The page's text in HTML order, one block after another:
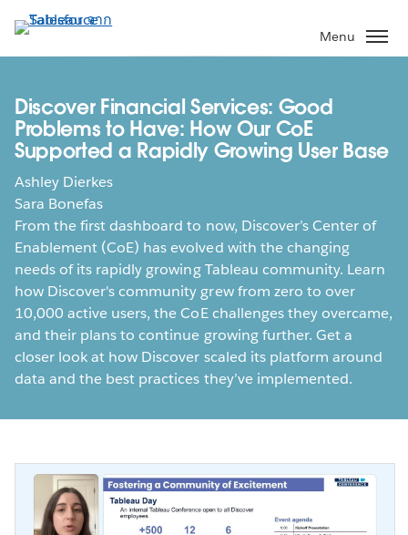
ไป
ที่
หลัก
Menu
Discover Financial Services: Good
Problems to Have: How Our CoE
Supported a Rapidly Growing User Base
Ashley Dierkes
Sara Bonefas
From the first dashboard to now, Discover’s Center of
Enablement (CoE) has evolved with the changing
needs of its rapidly growing Tableau community. Learn
how Discover's community grew from zero to over
10,000 active users, the CoE challenges they overcame,
and their plans to continue growing further. Get a
closer look at how Discover scaled its platform around
data and the best practices they’ve implemented.